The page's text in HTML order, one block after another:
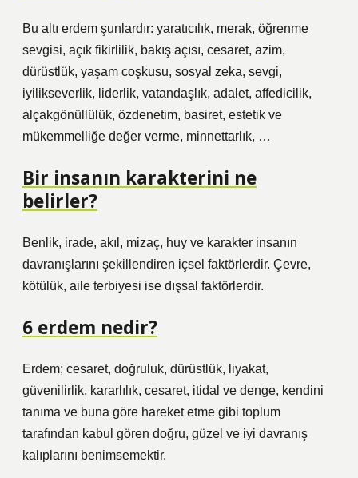
Bu altı erdem şunlardır: yaratıcılık, merak, öğrenme
sevgisi, açık fikirlilik, bakış açısı, cesaret, azim,
dürüstlük, yaşam coşkusu, sosyal zeka, sevgi,
iyilikseverlik, liderlik, vatandaşlık, adalet, affedicilik,
alçakgönüllülük, özdenetim, basiret, estetik ve
mükemmelliğe değer verme, minnettarlık, …
Bir insanın karakterini ne
belirler?
Benlik, irade, akıl, mizaç, huy ve karakter insanın
davranışlarını şekillendiren içsel faktörlerdir. Çevre,
kötülük, aile terbiyesi ise dışsal faktörlerdir.
6 erdem nedir?
Erdem; cesaret, doğruluk, dürüstlük, liyakat,
güvenilirlik, kararlılık, cesaret, itidal ve denge, kendini
tanıma ve buna göre hareket etme gibi toplum
tarafından kabul gören doğru, güzel ve iyi davranış
kalıplarını benimsemektir.